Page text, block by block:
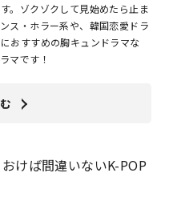
。ゾクゾクして見始めたら止ま
ス・ホラー系や、韓国恋愛ドラ
おすすめの胸キュンドラマな
マです！
けば間違いないK-POP